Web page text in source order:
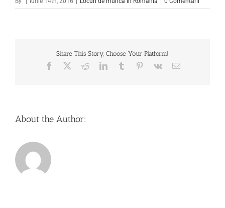
Share This Story, Choose Your Platform!
Facebook RedditLinkedInTumblr Pinterest
Vk Email
About the Author: